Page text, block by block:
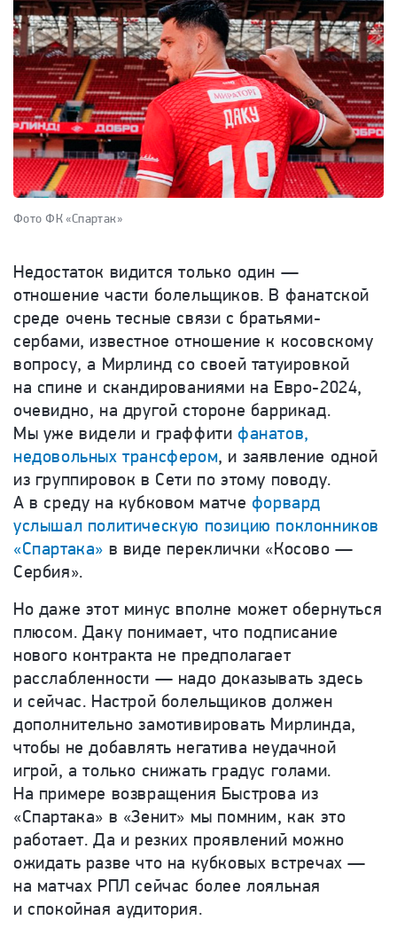
Фото ФК «Спартак»
Недостаток видится только один —
отношение части болельщиков. В фанатской
среде очень тесные связи с братьями-
сербами, известное отношение к косовскому
вопросу, а Мирлинд со своей татуировкой
на спине и скандированиями на Евро-2024,
очевидно, на другой стороне баррикад.
Мы уже видели и граффити фанатов,
недовольных трансфером, и заявление одной
из группировок в Сети по этому поводу.
А в среду на кубковом матче форвард
услышал политическую позицию поклонников
«Спартака» в виде переклички «Косово —
Сербия».
Но даже этот минус вполне может обернуться
плюсом. Даку понимает, что подписание
нового контракта не предполагает
расслабленности — надо доказывать здесь
и сейчас. Настрой болельщиков должен
дополнительно замотивировать Мирлинда,
чтобы не добавлять негатива неудачной
игрой, а только снижать градус голами.
На примере возвращения Быстрова из
«Спартака» в «Зенит» мы помним, как это
работает. Да и резких проявлений можно
ожидать разве что на кубковых встречах —
на матчах РПЛ сейчас более лояльная
и спокойная аудитория.